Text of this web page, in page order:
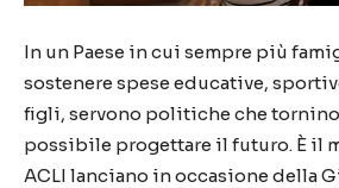
In un Paese in cui sempre più
sostenere spese educative,
figli, servono politiche che tornino
possibile progettare il futuro. È il
ACLI lanciano in occasione della